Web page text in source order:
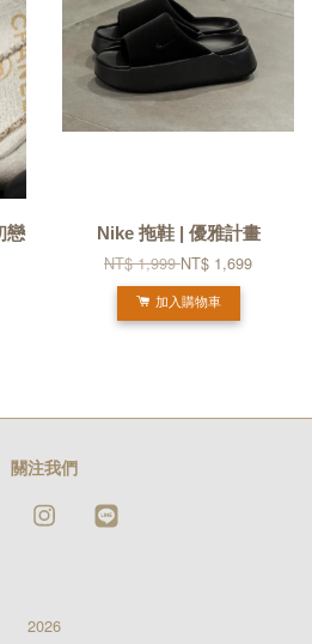
戀
Nike 拖鞋 | 優雅計畫
NT$ 1,999NT$ 1,699
加入購物車
關注我們
Google Instagram
2026